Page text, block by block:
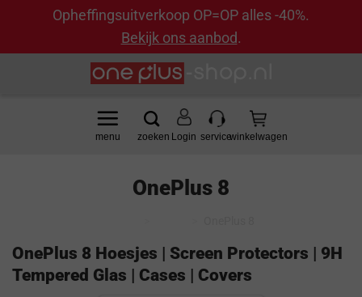
Opheffingsuitverkoop OP=OP alles -40%.
Bekijk ons aanbod.
Login
OnePlus 8
OnePlus 8 Hoesjes | Screen Protectors | 9H
Tempered Glas | Cases | Covers